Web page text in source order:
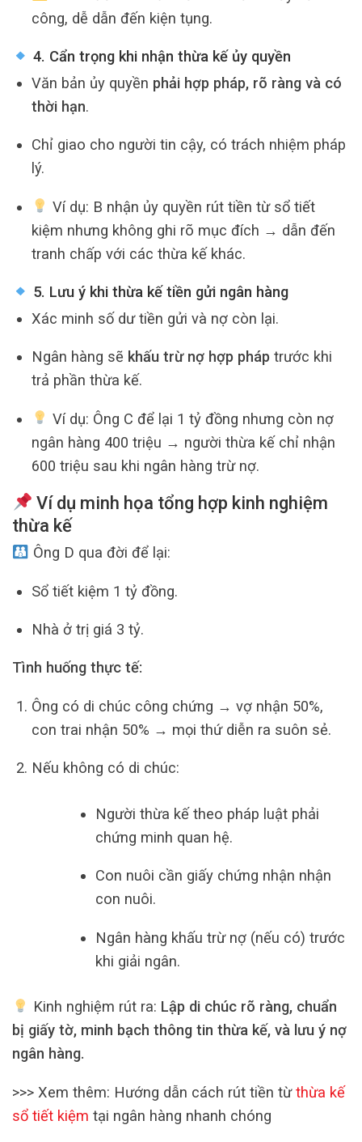
công, dễ dẫn đến kiện tụng.
4. Cẩn trọng khi nhận thừa kế ủy quyền
Văn bản ủy quyền phải hợp pháp, rõ ràng và có
thời hạn.
Chỉ giao cho người tin cậy, có trách nhiệm pháp
lý.
Ví dụ: B nhận ủy quyền rút tiền từ sổ tiết
kiệm nhưng không ghi rõ mục đích → dẫn đến
tranh chấp với các thừa kế khác.
5. Lưu ý khi thừa kế tiền gửi ngân hàng
Xác minh số dư tiền gửi và nợ còn lại.
Ngân hàng sẽ khấu trừ nợ hợp pháp trước khi
trả phần thừa kế.
Ví dụ: Ông C để lại 1 tỷ đồng nhưng còn nợ
ngân hàng 400 triệu → người thừa kế chỉ nhận
600 triệu sau khi ngân hàng trừ nợ.
Ví dụ minh họa tổng hợp kinh nghiệm
thừa kế
Ông D qua đời để lại:
Sổ tiết kiệm 1 tỷ đồng.
Nhà ở trị giá 3 tỷ.
Tình huống thực tế:
Ông có di chúc công chứng → vợ nhận 50%,
con trai nhận 50% → mọi thứ diễn ra suôn sẻ.
Nếu không có di chúc:
Người thừa kế theo pháp luật phải
chứng minh quan hệ.
Con nuôi cần giấy chứng nhận nhận
con nuôi.
Ngân hàng khấu trừ nợ (nếu có) trước
khi giải ngân.
Kinh nghiệm rút ra: Lập di chúc rõ ràng, chuẩn
bị giấy tờ, minh bạch thông tin thừa kế, và lưu ý nợ
ngân hàng.
>>> Xem thêm: Hướng dẫn cách rút tiền từthừa kế
sổ tiết kiệm tại ngân hàng nhanh chóng